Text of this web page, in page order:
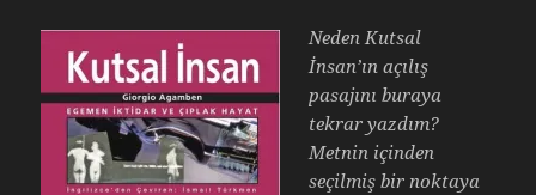
Neden Kutsal
İnsan’ın açılış
pasajını buraya
tekrar yazdım?
Metnin içinden
seçilmiş bir noktaya